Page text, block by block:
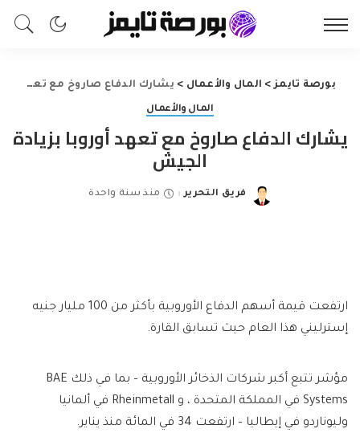
بورصة تايمز> المال والأعمال > يشارك الدفاع صاروخ مع تعهد أوروبا بزيادة الجيش
المال والأعمال
يشارك الدفاع صاروخ مع تعهد أوروبا بزيادة
الجيش
Posted
فريق التحرير منذ سنة واحدة
ارتفعت قيمة أسهم الدفاع الأوروبية بأكثر من 100 مليار جنيه
إسترليني هذا العام حيث تسابق القارة.
مؤشر تتبع أكبر شركات الذخائر الأوروبية – بما في ذلك BAE
Systems في المملكة المتحدة ، و Rheinmetall في ألمانيا
وليوناردو في إيطاليا – ارتفعت 34 في المائة منذ يناير.